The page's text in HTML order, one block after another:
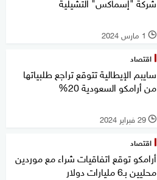
l 1 مارس 2024
اقتصاد
سايبم الإيطالية تتوقع تراجع طلبياتها
من أرامكو السعودية 20%
l 29 فبراير 2024
اقتصاد
أرامكو توقع اتفاقيات شراء مع موردين
محليين بـ6 مليارات دولار